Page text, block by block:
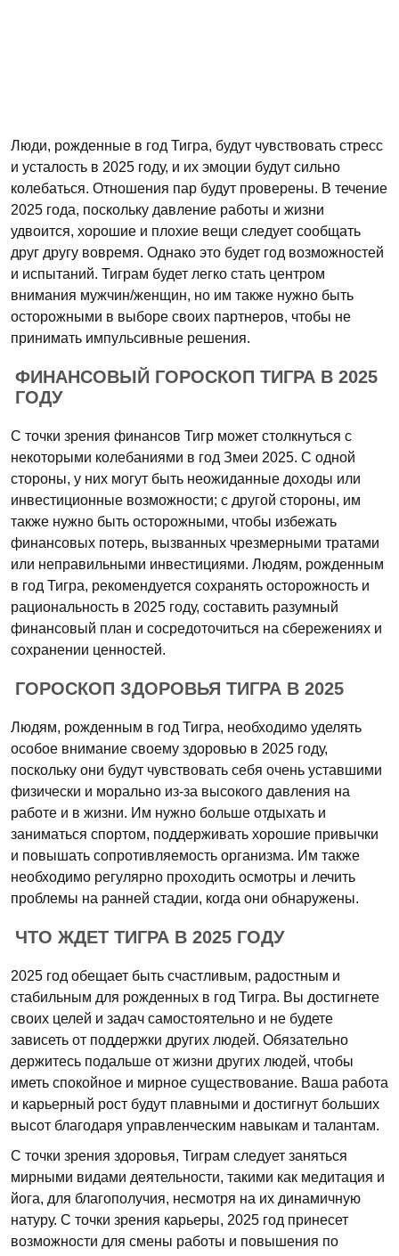
Люди, рожденные в год Тигра, будут чувствовать стресс
и усталость в 2025 году, и их эмоции будут сильно
колебаться. Отношения пар будут проверены. В течение
2025 года, поскольку давление работы и жизни
удвоится, хорошие и плохие вещи следует сообщать
друг другу вовремя. Однако это будет год возможностей
и испытаний. Тиграм будет легко стать центром
внимания мужчин/женщин, но им также нужно быть
осторожными в выборе своих партнеров, чтобы не
принимать импульсивные решения.
ФИНАНСОВЫЙ ГОРОСКОП ТИГРА В 2025
ГОДУ
С точки зрения финансов Тигр может столкнуться с
некоторыми колебаниями в год Змеи 2025. С одной
стороны, у них могут быть неожиданные доходы или
инвестиционные возможности; с другой стороны, им
также нужно быть осторожными, чтобы избежать
финансовых потерь, вызванных чрезмерными тратами
или неправильными инвестициями. Людям, рожденным
в год Тигра, рекомендуется сохранять осторожность и
рациональность в 2025 году, составить разумный
финансовый план и сосредоточиться на сбережениях и
сохранении ценностей.
ГОРОСКОП ЗДОРОВЬЯ ТИГРА В 2025
Людям, рожденным в год Тигра, необходимо уделять
особое внимание своему здоровью в 2025 году,
поскольку они будут чувствовать себя очень уставшими
физически и морально из-за высокого давления на
работе и в жизни. Им нужно больше отдыхать и
заниматься спортом, поддерживать хорошие привычки
и повышать сопротивляемость организма. Им также
необходимо регулярно проходить осмотры и лечить
проблемы на ранней стадии, когда они обнаружены.
ЧТО ЖДЕТ ТИГРА В 2025 ГОДУ
2025 год обещает быть счастливым, радостным и
стабильным для рожденных в год Тигра. Вы достигнете
своих целей и задач самостоятельно и не будете
зависеть от поддержки других людей. Обязательно
держитесь подальше от жизни других людей, чтобы
иметь спокойное и мирное существование. Ваша работа
и карьерный рост будут плавными и достигнут больших
высот благодаря управленческим навыкам и талантам.
С точки зрения здоровья, Тиграм следует заняться
мирными видами деятельности, такими как медитация и
йога, для благополучия, несмотря на их динамичную
натуру. С точки зрения карьеры, 2025 год принесет
возможности для смены работы и повышения по